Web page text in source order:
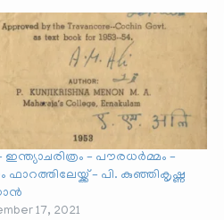
ഇന്ത്യാചരിത്രം – പൗരധർമ്മം –
ഫാറത്തിലേയ്ക്ക് – പി. കുഞ്ഞികൃഷ്ണ
17, 2021